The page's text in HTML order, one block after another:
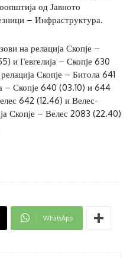
од Јавното
– Инфраструктура.
на релација Скопје –
и Гевгелија – Скопје 630
Скопје – Битола 641
Скопје 640 (03.10) и 644
642 (12.46) и Велес-
Скопје – Велес 2083 (22.40)
WhatsApp